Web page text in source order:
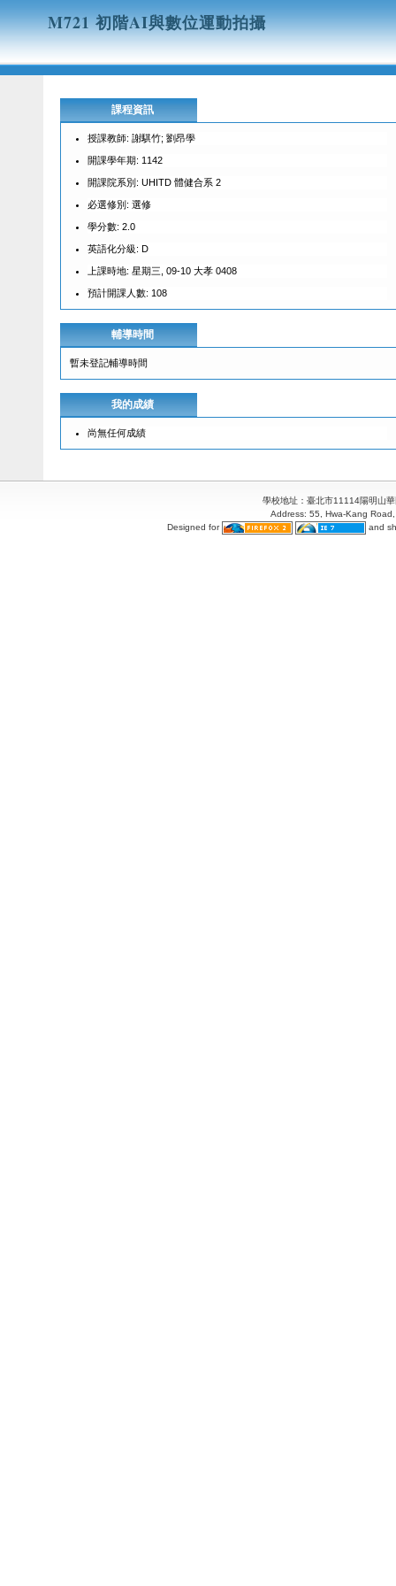
M721 初階AI與數位運動拍攝
課程資訊
授課教師: 謝騏竹; 劉昂學
開課學年期: 1142
開課院系別: UHITD 體健合系 2
必選修別: 選修
學分數: 2.0
英語化分級: D
上課時地: 星期三, 09-10 大孝 0408
預計開課人數: 108
輔導時間
暫未登記輔導時間
我的成績
尚無任何成績
學校地址：臺北市11114陽明山
Address: 55, Hwa-Kang
Designed for
and